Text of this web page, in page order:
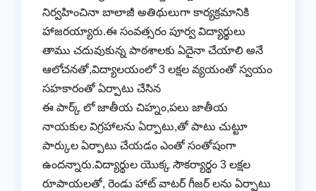
నిర్వహించినా బాలాజీ అతిథులుగా కార్యక్రమానికి
హాజరయ్యారు.ఈ సంవత్సరం పూర్వ విద్యార్థులు
తాము చదువుకున్న పాఠశాలకు ఏదైనా చేయాలి అనే
ఆలోచనతో,విద్యాలయంలో 3 లక్షల వ్యయంతో స్వయం
సహకారంతో ఏర్పాటు చేసిన
ఈ పార్క్ లో జాతీయ చిహ్నం,పలు జాతీయ
నాయకుల విగ్రహాలను ఏర్పాటు,తో పాటు చుట్టూ
పార్కుల ఏర్పాటు చేయడం ఎంతో సంతోషంగా
ఉందన్నారు.విద్యార్థుల యొక్క సౌకర్యార్థం 3 లక్షల
రూపాయలతో, రెండు హాట్ వాటర్ గీజర్ లను ఏర్పాటు